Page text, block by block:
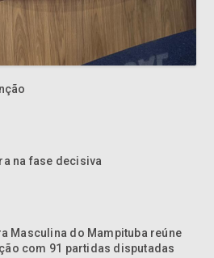
na fase decisiva
Masculina do Mampituba reúne
com 91 partidas disputadas